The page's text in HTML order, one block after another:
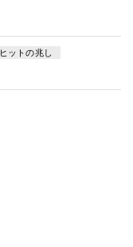
ヒットの兆し